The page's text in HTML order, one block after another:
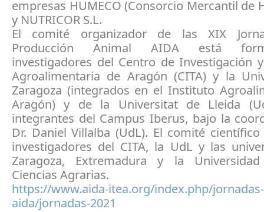
empresas HUMECO (Consorcio Mercantil de
y NUTRICOR S.L.
El comité organizador de las XIX
Producción Animal AIDA está
investigadores del Centro de Investigación
Agroalimentaria de Aragón (CITA) y la
Zaragoza (integrados en el Instituto
Aragón) y de la Universitat de Lleida
integrantes del Campus Iberus, bajo la
Dr. Daniel Villalba (UdL). El comité
investigadores del CITA, la UdL y las
Zaragoza, Extremadura y la
Ciencias Agrarias.
https://www.aida-itea.org/index.php/jornadas-
aida/jornadas-2021